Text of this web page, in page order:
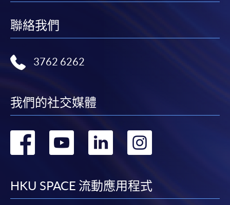
聯絡我們
3762 6262
我們的社交媒體
轉
facebook
轉
youtube
轉
linkedin
轉
HKU SPACE 流動應用程式